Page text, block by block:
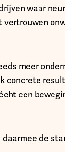
waar
vertrouwen
meer
concrete
een
de